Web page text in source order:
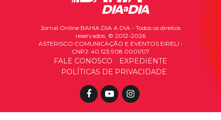
Jornal Online BAHIA DIA A DIA - Todos os direitos
reservados. © 2012-2026
ASTERISCO COMUNICAÇÃO E EVENTOS EIRELI -
CNPJ: 40.123.908.0001/07
FALE CONOSCO
EXPEDIENTE
POLÍTICAS DE PRIVACIDADE